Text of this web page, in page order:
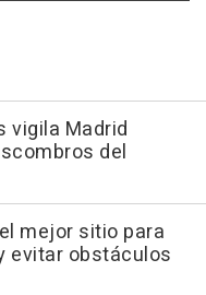
vigila Madrid
del
mejor sitio para
evitar obstáculos